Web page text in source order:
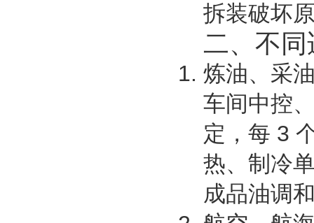
拆装破坏
二、不
炼油、采
车间中控
定，每 3
热、制冷
成品油调